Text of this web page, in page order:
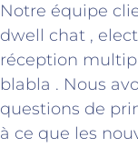
Notre équipe
dwell chat ,
réception
blabla . Nous
questions de
à ce que les